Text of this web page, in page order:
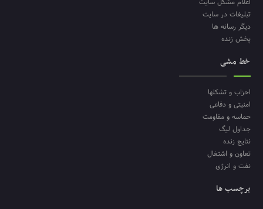
تبلیغات در سایت
دیگر رسانه ها
پخش زنده
خط مشی
احزاب و تشکلها
امنیتی و دفاعی
حماسه و مقاومت
جداول لیگ
نتایج زنده
تعاون و اشتغال
نفت و انرژی
برچسب ها